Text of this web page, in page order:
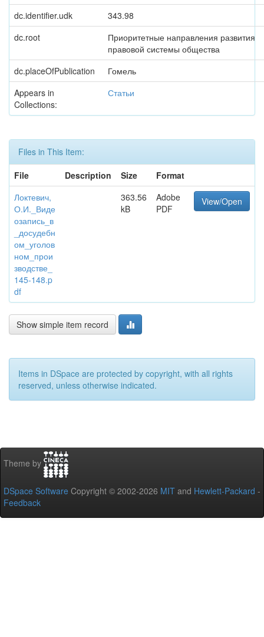
dc.identifier.udk
343.98
dc.root
Приоритетные направления развития
правовой системы общества
dc.placeOfPublication
Гомель
Appears in
Collections:
Статьи
Files in This Item:
File
Description Size
Format
Локтевич,
О.И._Виде
озапись_в
_досудебн
ом_уголов
ном_прои
зводстве_
145-148.p
df
363.56
kB
Adobe
PDF
View/Open
Show simple item record
Items in DSpace are protected by copyright, with all rights
reserved, unless otherwise indicated.
Theme by
DSpace Software Copyright © 2002-2026 MIT and Hewlett-Packard -
Feedback